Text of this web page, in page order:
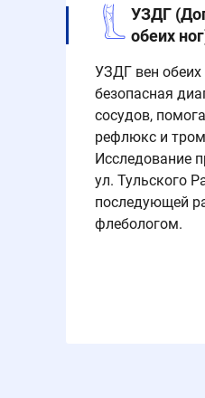
УЗДГ
обеих
УЗДГ вен обеих
безопасная
сосудов,
рефлюкс и
Исследование
ул. Тульского
последующей
флебологом.